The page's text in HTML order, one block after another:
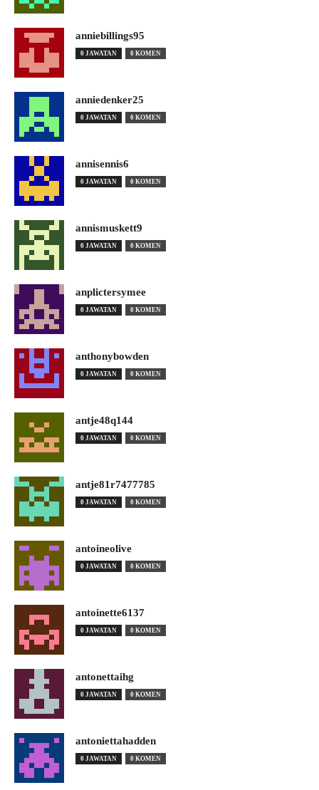
anniebillings95
0 JAWATAN 0 KOMEN
anniedenker25
0 JAWATAN 0 KOMEN
annisennis6
0 JAWATAN 0 KOMEN
annismuskett9
0 JAWATAN 0 KOMEN
anplictersymee
0 JAWATAN 0 KOMEN
anthonybowden
0 JAWATAN 0 KOMEN
antje48q144
0 JAWATAN 0 KOMEN
antje81r7477785
0 JAWATAN 0 KOMEN
antoineolive
0 JAWATAN 0 KOMEN
antoinette6137
0 JAWATAN 0 KOMEN
antonettaihg
0 JAWATAN 0 KOMEN
antoniettahadden
0 JAWATAN 0 KOMEN